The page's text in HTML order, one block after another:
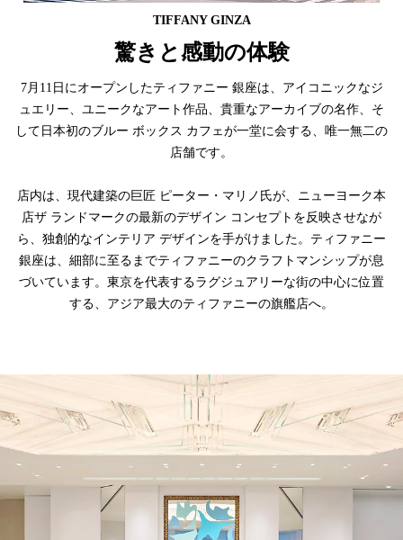
TIFFANY GINZA
驚きと感動の体験
7月11日にオープンしたティファニー 銀座は、アイコニックなジ
ュエリー、ユニークなアート作品、貴重なアーカイブの名作、そ
して日本初のブルー ボックス カフェが一堂に会する、唯一無二の
店舗です。
店内は、現代建築の巨匠 ピーター・マリノ氏が、ニューヨーク本
店ザ ランドマークの最新のデザイン コンセプトを反映させなが
ら、独創的なインテリア デザインを手がけました。ティファニー
銀座は、細部に至るまでティファニーのクラフトマンシップが息
づいています。東京を代表するラグジュアリーな街の中心に位置
する、アジア最大のティファニーの旗艦店へ。